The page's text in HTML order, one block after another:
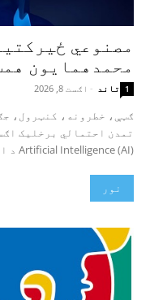
مصنوعي
محمدهمایون
تاند - اګست 8, 2026 1
ګټې، خطرونه، کنټرول،
Artificial Intelligence (AI) د انسان د تاریخ له هغو...
نور